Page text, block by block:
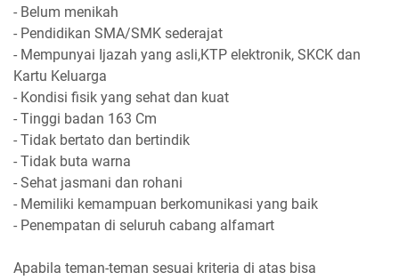
- Belum menikah
- Pendidikan SMA/SMK sederajat
- Mempunyai Ijazah yang asli,KTP elektronik, SKCK dan
Kartu Keluarga
- Kondisi fisik yang sehat dan kuat
- Tinggi badan 163 Cm
- Tidak bertato dan bertindik
- Tidak buta warna
- Sehat jasmani dan rohani
- Memiliki kemampuan berkomunikasi yang baik
- Penempatan di seluruh cabang alfamart
Apabila teman-teman sesuai kriteria di atas bisa